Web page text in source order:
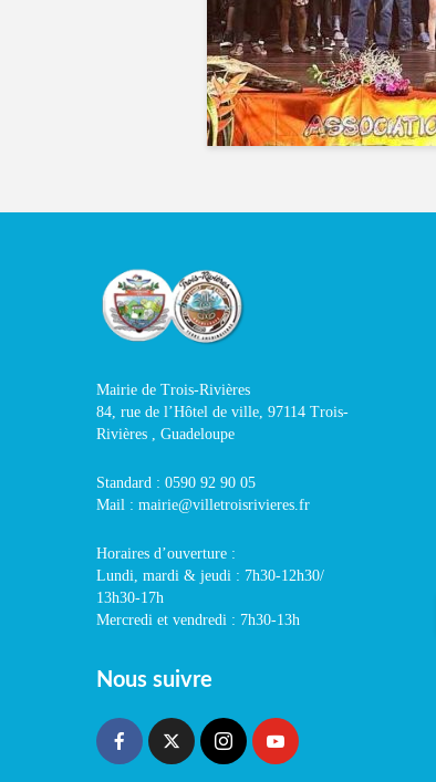
Mairie de Trois-Rivières
84, rue de l’Hôtel de ville, 97114 Trois-
Rivières , Guadeloupe
Standard : 0590 92 90 05
Mail : mairie@villetroisrivieres.fr
Horaires d’ouverture :
Lundi, mardi & jeudi : 7h30-12h30/
13h30-17h
Mercredi et vendredi : 7h30-13h
Nous suivre